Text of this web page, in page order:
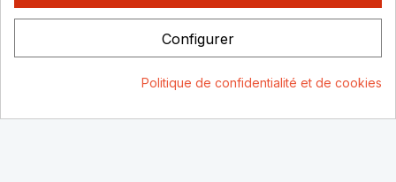
Un site conçu par :
Configurer
Politique de confidentialité et de cookies